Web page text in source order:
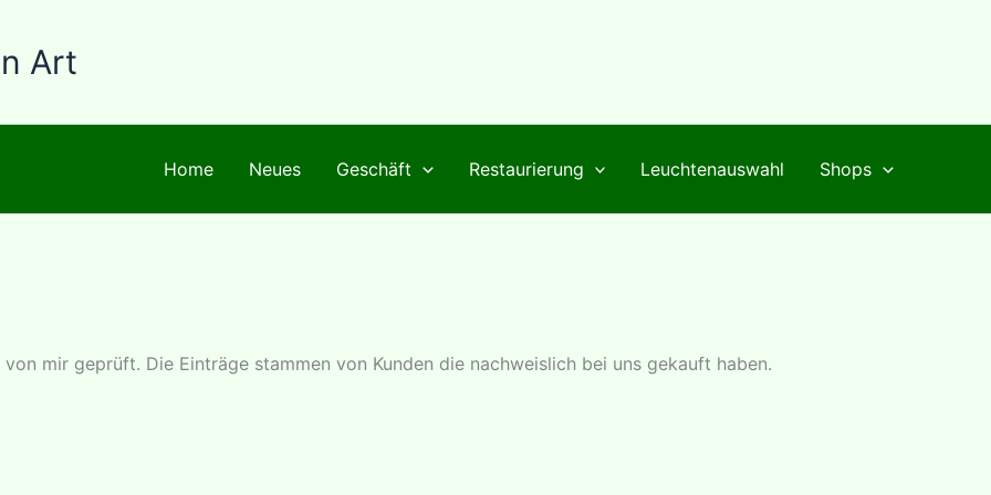
Art
Home Neues Geschäft Restaurierung Leuchtenauswahl Shops
mir geprüft. Die Einträge stammen von Kunden die nachweislich bei uns gekauft haben.